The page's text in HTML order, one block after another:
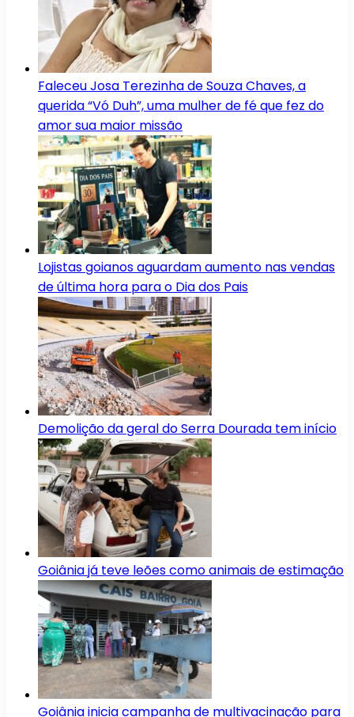
Faleceu Josa Terezinha de Souza Chaves, a
querida “Vó Duh”, uma mulher de fé que fez do
amor sua maior missão
Lojistas goianos aguardam aumento nas vendas
de última hora para o Dia dos Pais
Demolição da geral do Serra Dourada tem início
Goiânia já teve leões como animais de estimação
Goiânia inicia campanha de multivacinação para